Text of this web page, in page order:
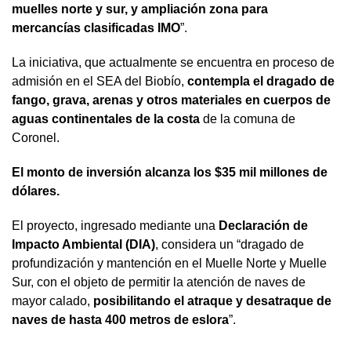
muelles norte y sur, y ampliación zona para
mercancías clasificadas IMO”.
La iniciativa, que actualmente se encuentra en proceso de
admisión en el SEA del Biobío, contempla el dragado de
fango, grava, arenas y otros materiales en cuerpos de
aguas continentales de la costa de la comuna de
Coronel.
El monto de inversión alcanza los $35 mil millones de
dólares.
El proyecto, ingresado mediante una Declaración de
Impacto Ambiental (DIA), considera un “dragado de
profundización y mantención en el Muelle Norte y Muelle
Sur, con el objeto de permitir la atención de naves de
mayor calado, posibilitando el atraque y desatraque de
naves de hasta 400 metros de eslora”.